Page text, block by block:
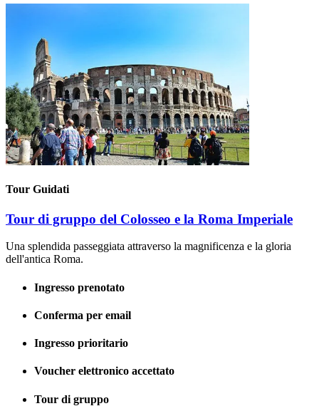
Tour Guidati
Tour di gruppo del Colosseo e la Roma Imperiale
Una splendida passeggiata attraverso la magnificenza e la gloria
dell'antica Roma.
Ingresso prenotato
Conferma per email
Ingresso prioritario
Voucher elettronico accettato
Tour di gruppo